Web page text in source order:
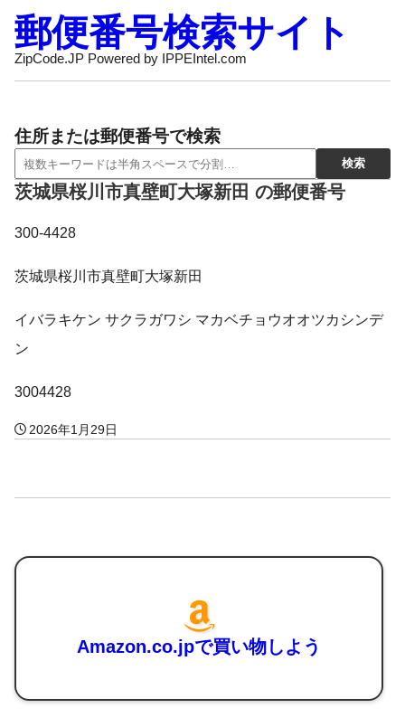
郵便番号検索サイト
ZipCode.JP Powered by IPPEIntel.com
住所または郵便番号で検索
茨城県桜川市真壁町大塚新田 の郵便番号
300-4428
茨城県桜川市真壁町大塚新田
イバラキケン サクラガワシ マカベチョウオオツカシンデ
ン
3004428
2026年1月29日
Amazon.co.jpで買い物しよう